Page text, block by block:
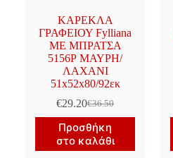
ΚΑΡΕΚΛΑ
ΓΡΑΦΕΙΟΥ Fylliana
ΜΕ ΜΠΡΑΤΣΑ
5156Ρ ΜΑΥΡΗ/
ΛΑΧΑΝΙ
51x52x80/92εκ
€36.50
Original
price
was:
€36.50.
€29.20Η
τρέχουσα
τιμή
είναι:
Προσθήκη
στο καλάθι